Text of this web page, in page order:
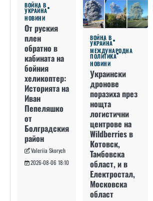
ВОЙНА В
УКРАЙНА
НОВИНИ
От руския
плен
обратно в
кабината на
бойния
хеликоптер:
Историята на
Иван
Пепеляшко
от
Болградския
район
Valeriia Skorych
2026-08-06 18:10
ВОЙНА В
УКРАЙНА
МЕЖДУНАРОДНА
ПОЛИТИКА
НОВИНИ
Украински
дронове
поразиха през
нощта
логистични
центрове на
Wildberries в
Котовск,
Тамбовска
област, и в
Електростал,
Московска
област